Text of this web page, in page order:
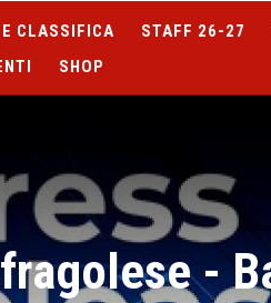
CLASSIFICA STAFF 26-27
SHOP
-